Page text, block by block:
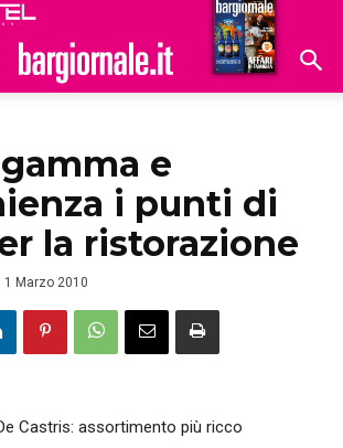
Hoteldomani
e
i punti di
la ristorazione
1 Marzo 2010
Castris: assortimento più ricco